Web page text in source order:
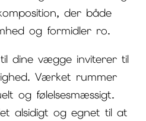
der både
og formidler ro.
dine vægge inviterer til
Værket rummer
og følelsesmæssigt.
alsidigt og egnet til at